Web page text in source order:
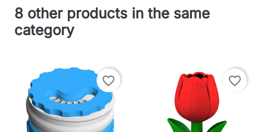
8 other products in the same
category
favorite_border favorite_border